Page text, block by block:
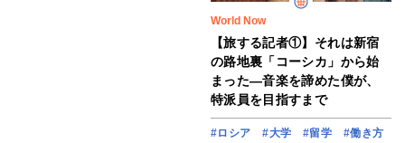
World Now
【旅する記者①】それは新宿
の路地裏「コーシカ」から始
まった―音楽を諦めた僕が、
特派員を目指すまで
#ロシア #大学 #留学
#働き方